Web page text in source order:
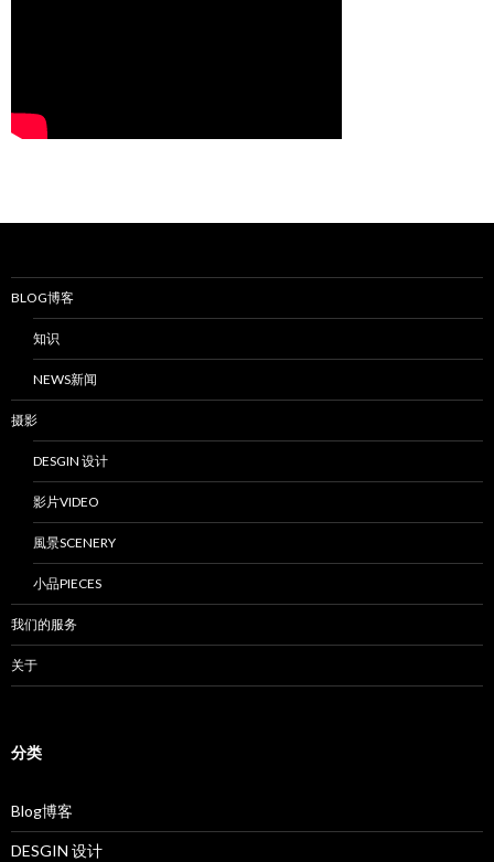
BLOG博客
知识
NEWS新闻
摄影
DESGIN 设计
影片VIDEO
風景SCENERY
小品PIECES
我们的服务
关于
分类
Blog博客
DESGIN 设计